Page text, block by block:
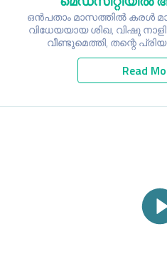
ഒൻപതാം മാസത്തിൽ കരൾ
വിധേയയായ ശിഖ, വിഷു
വീണ്ടുമെത്തി, തന്റെ
Read